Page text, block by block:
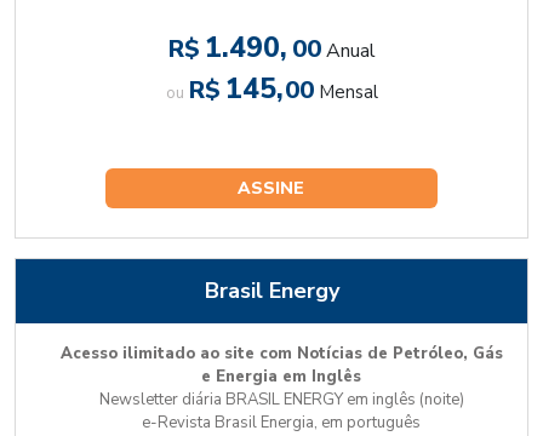
R$ 1.490, 00 Anual
ou R$ 145,00 Mensal
ASSINE
Brasil Energy
Acesso ilimitado ao site com Notícias de Petróleo, Gás
e Energia em Inglês
Newsletter diária BRASIL ENERGY em inglês (noite)
e-Revista Brasil Energia, em português